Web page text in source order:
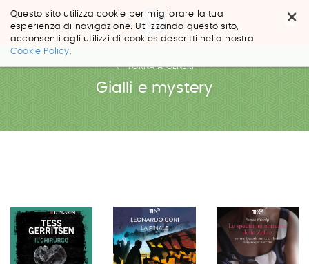
×
Questo sito utilizza cookie per migliorare la tua
esperienza di navigazione. Utilizzando questo sito,
acconsenti agli utilizzi di cookies descritti nella nostra
Cookie Policy.
Salta
contenuti.
Salta
Gialli e mystery
TORNA A GENERI